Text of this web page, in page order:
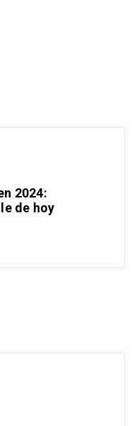
2024:
de hoy